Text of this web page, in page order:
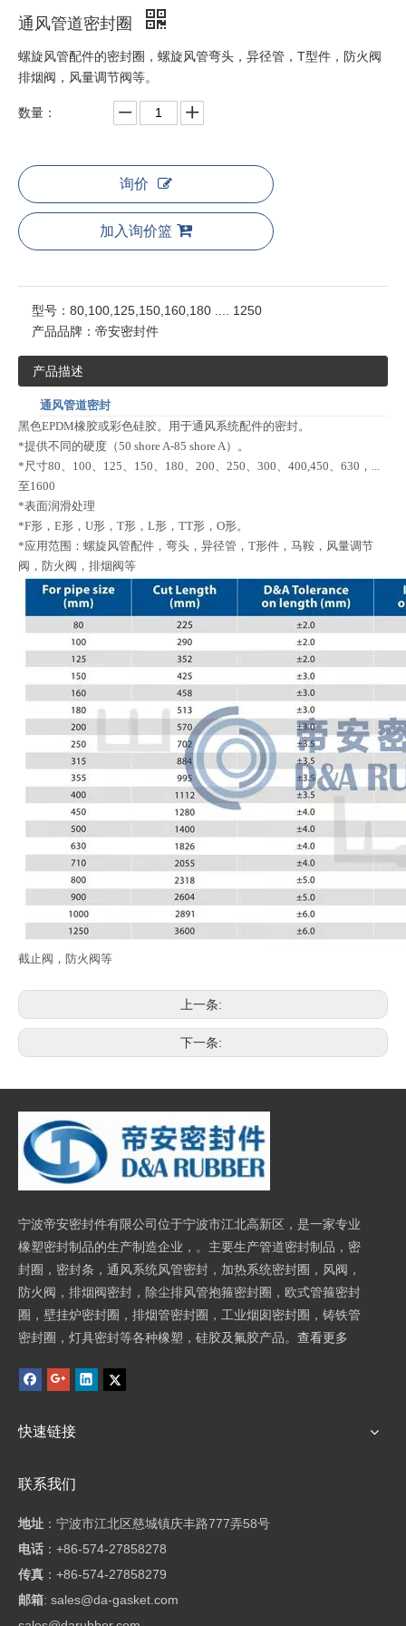
通风管道密封圈
螺旋风管配件的密封圈，螺旋风管弯头，异径管，T型件，防火阀
排烟阀，风量调节阀等。
数量：
询价
加入询价篮
型号： 80,100,125,150,160,180 .... 1250
产品品牌： 帝安密封件
产品描述
通风管道密封
黑色EPDM橡胶或彩色硅胶。用于通风系统配件的密封。
*提供不同的硬度（50 shore A-85 shore A）。
*尺寸80、100、125、150、180、200、250、300、400,450、630，...
至1600
*表面润滑处理
*F形，E形，U形，T形，L形，TT形，O形。
*应用范围：螺旋风管配件，弯头，异径管，T形件，马鞍，风量调节
阀，防火阀，排烟阀等
截止阀，防火阀等
上一条:
下一条:
宁波帝安密封件有限公司位于宁波市江北高新区，是一家专业
橡塑密封制品的生产制造企业，。主要生产管道密封制品，密
封圈，密封条，通风系统风管密封，加热系统密封圈，风阀，
防火阀，排烟阀密封，除尘排风管抱箍密封圈，欧式管箍密封
圈，壁挂炉密封圈，排烟管密封圈，工业烟囱密封圈，铸铁管
密封圈，灯具密封等各种橡塑，硅胶及氟胶产品。 查看更多
快速链接
联系我们
地址 ： 宁波市江北区慈城镇庆丰路777弄58号
电话 ：+86-574-27858278
传真 ：+86-574-27858279
邮箱: sales@da-gasket.com